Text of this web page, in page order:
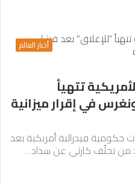
أخبار العالم
تتهيأ
في إقرار ميزانية
حكومية فيدرالية أمريكية بعد
من تخلّف كارثي عن سداد…